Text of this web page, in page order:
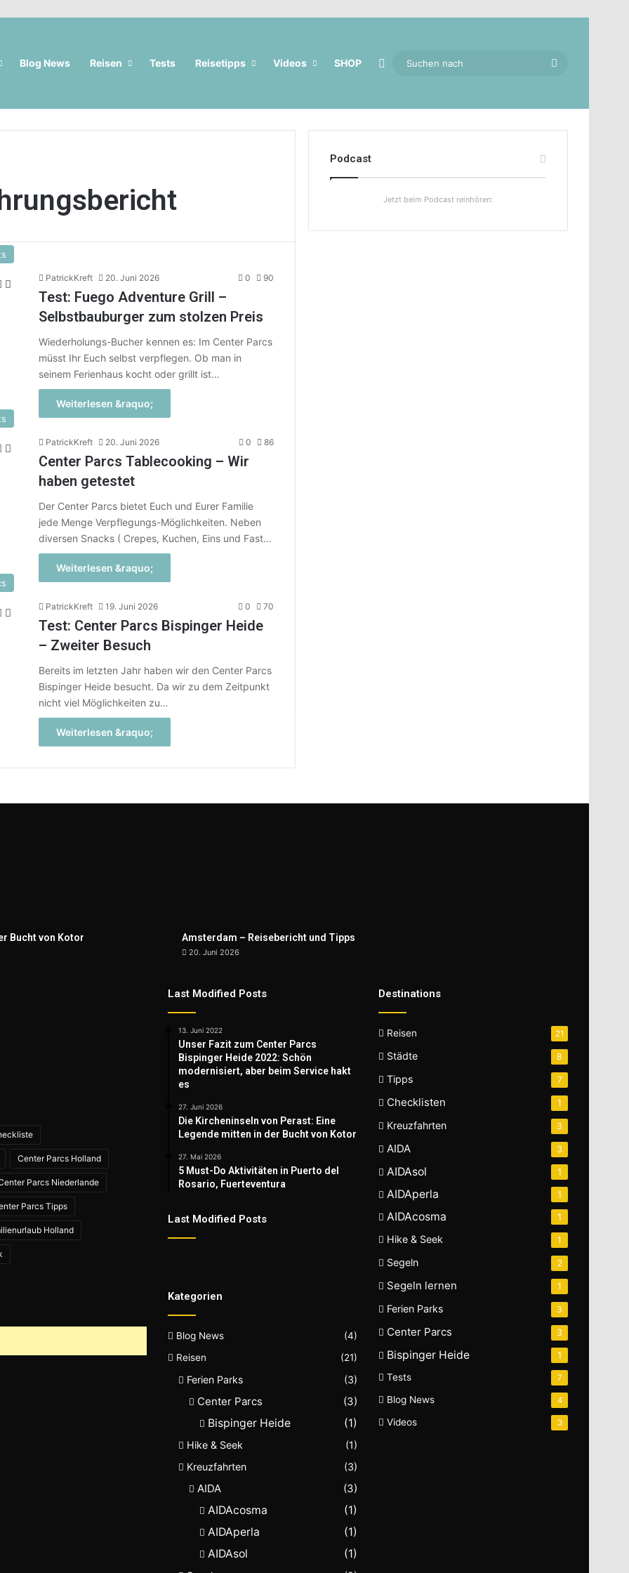
Blog News Reisen Tests Reisetipps Videos SHOP Skin umschalten
PatrickKreft 20. Juni 2026 0 90
Test: Fuego Adventure Grill –
Selbstbauburger zum stolzen Preis
Wiederholungs-Bucher kennen es: Im Center Parcs
müsst Ihr Euch selbst verpflegen. Ob man in
seinem Ferienhaus kocht oder grillt ist…
Weiterlesen &raquo;
PatrickKreft 20. Juni 2026 0 86
Center Parcs Tablecooking – Wir
haben getestet
Der Center Parcs bietet Euch und Eurer Familie
jede Menge Verpflegungs-Möglichkeiten. Neben
diversen Snacks ( Crepes, Kuchen, Eins und Fast…
Weiterlesen &raquo;
PatrickKreft 19. Juni 2026 0 70
Test: Center Parcs Bispinger Heide
– Zweiter Besuch
Bereits im letzten Jahr haben wir den Center Parcs
Bispinger Heide besucht. Da wir zu dem Zeitpunkt
nicht viel Möglichkeiten zu…
Weiterlesen &raquo;
Podcast
Jetzt beim Podcast reinhören:
Bucht von Kotor Amsterdam – Reisebericht und Tipps
20. Juni 2026
Center Parcs Holland
Parcs Niederlande
Parcs Tipps
Holland
Last Modified Posts
13. Juni 2022
Unser Fazit zum Center Parcs
Bispinger Heide 2022: Schön
modernisiert, aber beim Service hakt
es
27. Juni 2026
Die Kircheninseln von Perast: Eine
Legende mitten in der Bucht von Kotor
27. Mai 2026
5 Must-Do Aktivitäten in Puerto del
Rosario, Fuerteventura
Last Modified Posts
Kategorien
Blog News
(4)
Reisen
(21)
Ferien Parks (3)
Center Parcs
(3)
Bispinger Heide
(1)
Hike & Seek
(1)
Kreuzfahrten
(3)
AIDA
(3)
AIDAcosma
(1)
AIDAperla
(1)
AIDAsol
(1)
Destinations
Reisen 21
Städte 8
Tipps 7
Checklisten 1
Kreuzfahrten 3
AIDA 3
AIDAsol 1
AIDAperla 1
AIDAcosma 1
Hike & Seek 1
Segeln 2
Segeln lernen 1
Ferien Parks 3
Center Parcs 3
Bispinger Heide
1
Tests
7
Blog News 4
Videos 3